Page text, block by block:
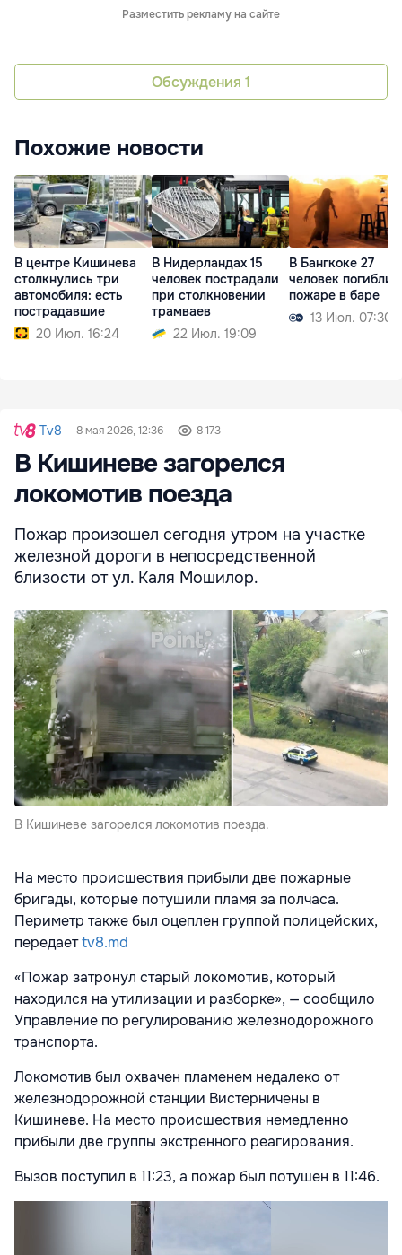
Разместить рекламу на сайте
Обсуждения 1
Похожие новости
В центре Кишинева
столкнулись три
автомобиля: есть
пострадавшие
20 Июл. 16:24
В Нидерландах 15
человек пострадали
при столкновении
трамваев
22 Июл. 19:09
В Бангкоке 27
человек погибли
пожаре в баре
13 Июл. 07:30
Tv8 8 мая 2026, 12:36 8 173
В Кишиневе загорелся
локомотив поезда
Пожар произошел сегодня утром на участке
железной дороги в непосредственной
близости от ул. Каля Мошилор.
В Кишиневе загорелся локомотив поезда.
На место происшествия прибыли две пожарные
бригады, которые потушили пламя за полчаса.
Периметр также был оцеплен группой полицейских,
передаетtv8.md
«Пожар затронул старый локомотив, который
находился на утилизации и разборке», — сообщило
Управление по регулированию железнодорожного
транспорта.
Локомотив был охвачен пламенем недалеко от
железнодорожной станции Вистерничены в
Кишиневе. На место происшествия немедленно
прибыли две группы экстренного реагирования.
Вызов поступил в 11:23, а пожар был потушен в 11:46.